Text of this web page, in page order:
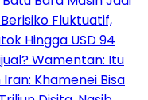
Fluktuatif,
Hingga USD 94
Wamentan: Itu
Khamenei Bisa